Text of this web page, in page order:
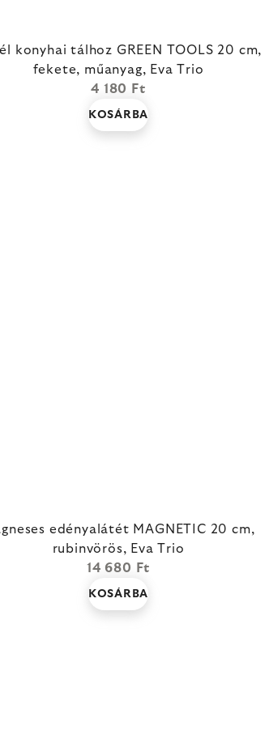
konyhai tálhoz GREEN TOOLS 20 cm,
fekete, műanyag, Eva Trio
4 180 Ft
KOSÁRBA
edényalátét MAGNETIC 20 cm,
rubinvörös, Eva Trio
14 680 Ft
KOSÁRBA